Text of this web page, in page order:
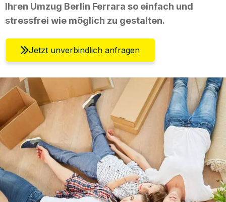
Ihren Umzug Berlin Ferrara so einfach und
stressfrei wie möglich zu gestalten.
Jetzt unverbindlich anfragen